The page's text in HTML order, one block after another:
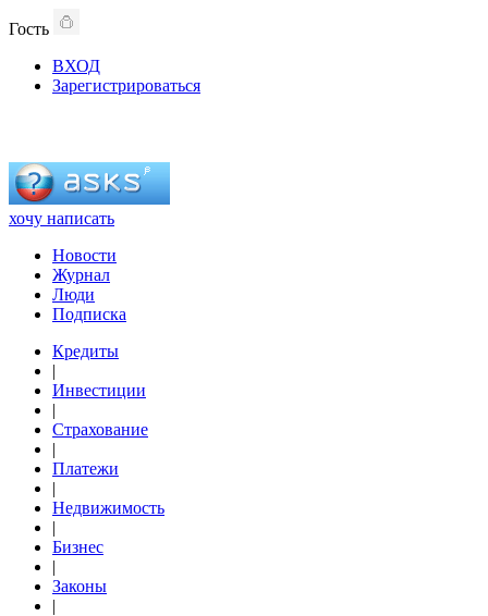
Гость
ВХОД
Зарегистрироваться
хочу написать
Новости
Журнал
Люди
Подписка
Кредиты
|
Инвестиции
|
Страхование
|
Платежи
|
Недвижимость
|
Бизнес
|
Законы
|